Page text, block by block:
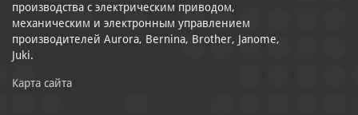
производства с электрическим приводом,
механическим и электронным управлением
производителей Aurora, Bernina, Brother, Janome,
Juki.
Карта сайта